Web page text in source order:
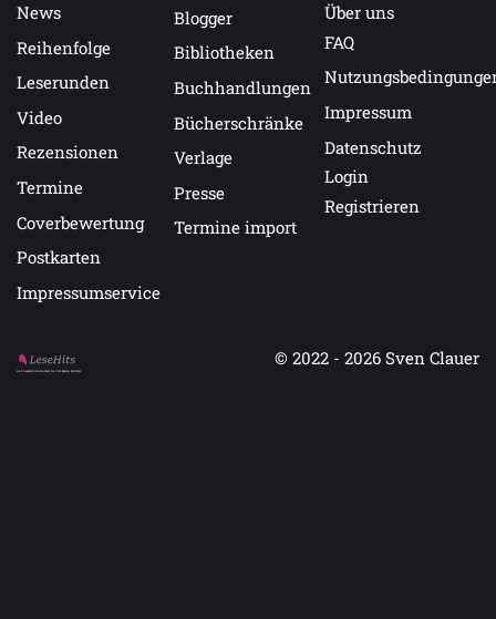
News
Reihenfolge
Leserunden
Video
Rezensionen
Termine
Coverbewertung
Postkarten
Impressumservice
Blogger
Bibliotheken
Buchhandlungen
Bücherschränke
Verlage
Presse
Termine import
Über uns
FAQ
Impressum
Datenschutz
Login
Registrieren
Auf LeseHits.de findest Du die besten Bücher.
© 2022 - 2026 Sven Clauer